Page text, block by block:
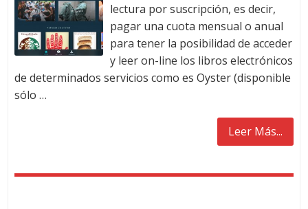
lectura por suscripción, es decir,
pagar una cuota mensual o anual
para tener la posibilidad de acceder
y leer on-line los libros electrónicos
de determinados servicios como es Oyster (disponible
sólo …
Leer Más...